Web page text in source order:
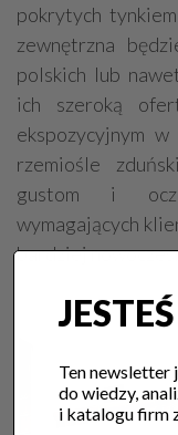
pokrytych
zewnętrzna
polskich lub
ich szeroką
ekspozycyjnym
rzemiośle
gustom i
wymagających
bardziej
Ten newsletter
do wiedzy,
i katalogu firm